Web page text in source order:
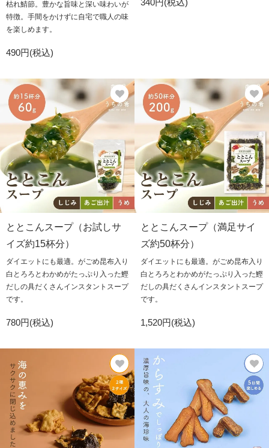
枯れ鯖節。豊かな旨味と深い味わいが
特徴。手間をかけずに自宅で職人の味
を楽しめます。
490円(税込)
340円(税込)
ととこんスープ（お試しサ
イズ約15杯分）
ダイエットにも最適。がごめ昆布入り
白とろろとわかめがたっぷり入った鰹
だしの具だくさんインスタントスープ
です。
780円(税込)
ととこんスープ（満足サイ
ズ約50杯分）
ダイエットにも最適。がごめ昆布入り
白とろろとわかめがたっぷり入った鰹
だしの具だくさんインスタントスープ
です。
1,520円(税込)